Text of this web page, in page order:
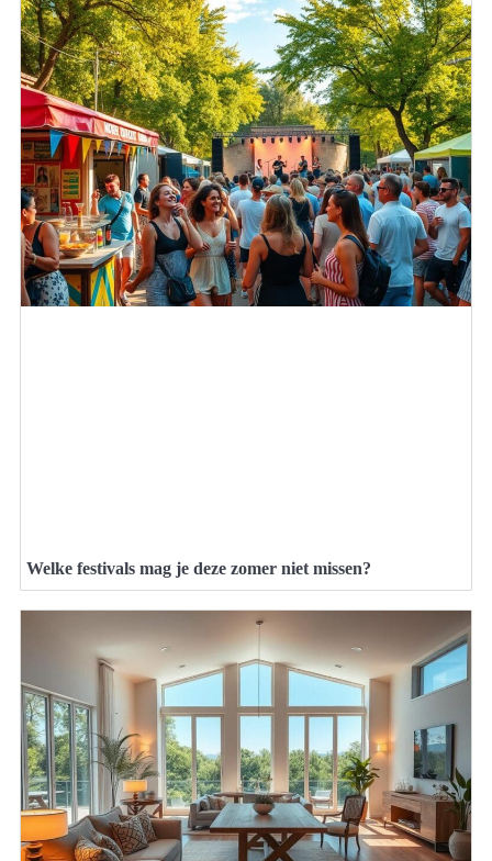
Welke festivals mag je deze zomer niet missen?